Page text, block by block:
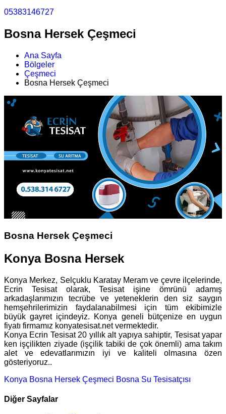
05383146727
Bosna Hersek Çeşmeci
Ana Sayfa
Bölgeler
Çeşmeci
Bosna Hersek Çeşmeci
Bosna Hersek Çeşmeci
Konya Bosna Hersek
Konya Merkez, Selçuklu Karatay Meram ve çevre ilçelerinde,
Ecrin Tesisat olarak, Tesisat işine ömrünü adamış
arkadaşlarımızın tecrübe ve yeteneklerin den siz saygın
hemşehrilerimizin faydalanabilmesi için tüm ekibimizle
büyük gayret içindeyiz. Konya geneli bütçenize en uygun
fiyatı firmamız konyatesisat.net vermektedir.
Konya Ecrin Tesisat 20 yıllık alt yapıya sahiptir, Tesisat yapar
ken işçilikten ziyade (işçilik tabiki de çok önemli) ama takım
alet ve edevatlarımızın iyi ve kaliteli olmasına özen
gösteriyoruz..
Konya Bosna Hersek Çeşmeci Bosna Su Tesisatçısı
Diğer Sayfalar